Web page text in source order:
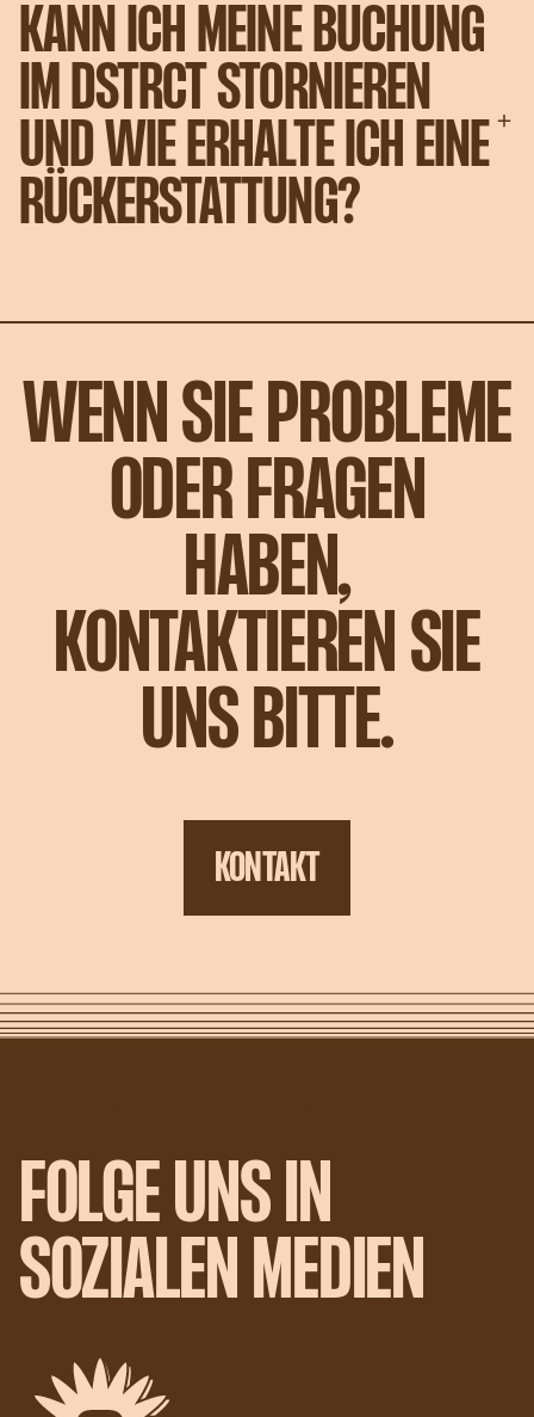
KANN ICH MEINE BUCHUNG
IM DSTRCT STORNIEREN
UND WIE ERHALTE ICH EINE
RÜCKERSTATTUNG?
WENN SIE PROBLEME
ODER FRAGEN
HABEN,
KONTAKTIEREN SIE
UNS BITTE.
KONTAKT
FOLGE UNS IN
SOZIALEN MEDIEN